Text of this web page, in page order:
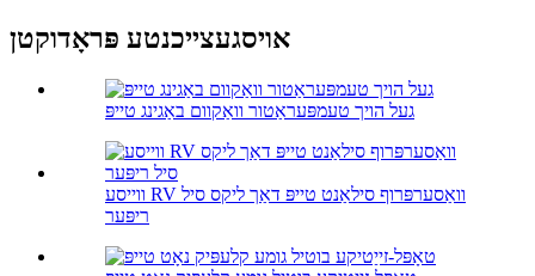
אויסגעצייכנטע פּראָדוקטן
געל הויך טעמפּעראַטור וואַקוום באַגינג טייפּ
ווייסע RV וואַסערפּרוף סילאַנט טייפּ דאַך ליקס סיל
ריפּער